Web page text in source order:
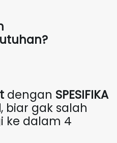
dengan SPESIFIKA
, biar gak salah
ke dalam 4